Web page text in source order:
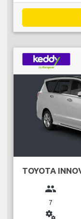
TOYOTA
group
7
miscellaneous_services